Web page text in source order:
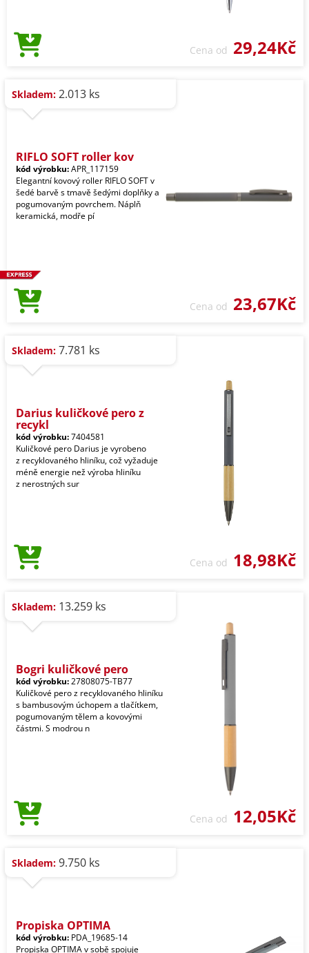
Cena od 29,24Kč
Skladem: 2.013 ks
RIFLO SOFT roller kov
kód výrobku:APR_117159
Elegantní kovový roller RIFLO SOFT v
šedé barvě s tmavě šedými doplňky a
pogumovaným povrchem. Náplň
keramická, modře pí
Cena od 23,67Kč
Skladem: 7.781 ks
Darius kuličkové pero z
recykl
kód výrobku:7404581
Kuličkové pero Darius je vyrobeno
z recyklovaného hliníku, což vyžaduje
méně energie než výroba hliníku
z nerostných sur
Cena od 18,98Kč
Skladem: 13.259 ks
Bogri kuličkové pero
kód výrobku:27808075-TB77
Kuličkové pero z recyklovaného hliníku
s bambusovým úchopem a tlačítkem,
pogumovaným tělem a kovovými
částmi. S modrou n
Cena od 12,05Kč
Skladem: 9.750 ks
Propiska OPTIMA
kód výrobku: PDA_19685-14
Propiska OPTIMA v sobě spojuje